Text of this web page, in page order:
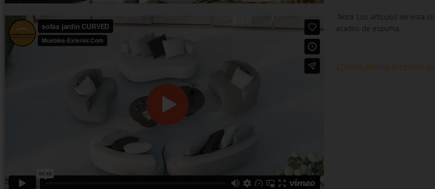
Nota: Los artículos de esta
acados de espuma.
¿Tienes alguna pregunta